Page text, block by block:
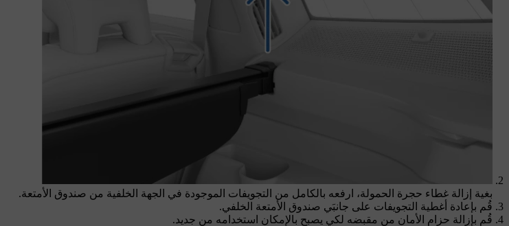
بغية إزالة غطاء حجرة الحمولة، ارفعه بالكامل من التجويفات الموجودة في الجهة الخلفية من صندوق الأمتعة.
قُم بإعادة أغطية التجويفات على جانبَي صندوق الأمتعة الخلفي.
قُم بإزالة حزام الأمان من مقبضه لكي يصبح بالإمكان استخدامه من جديد.